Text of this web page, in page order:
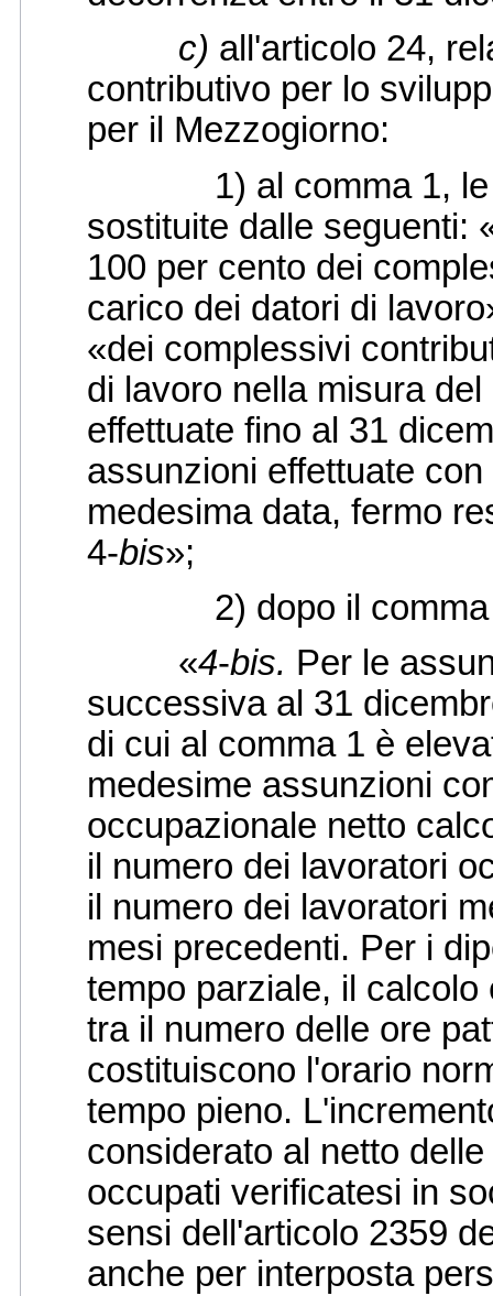
c) all'articolo 24,
contributivo per lo
per il Mezzogiorno:
1) al comma 1, le
sostituite dalle seguenti:
100 per cento dei
carico dei datori di
«dei complessivi
di lavoro nella misura
effettuate fino al 31
assunzioni effettuate
medesima data, fermo
4-bis»;
2) dopo il comma 4,
«4-bis. Per le
successiva al 31
di cui al comma 1 è
medesime assunzioni
occupazionale netto
il numero dei lavoratori
il numero dei lavoratori
mesi precedenti. Per i
tempo parziale, il
tra il numero delle ore
costituiscono l'orario
tempo pieno.
considerato al netto
occupati verificatesi in
sensi dell'articolo 2359
anche per interposta